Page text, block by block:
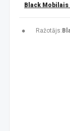
Black
Ražotājs: